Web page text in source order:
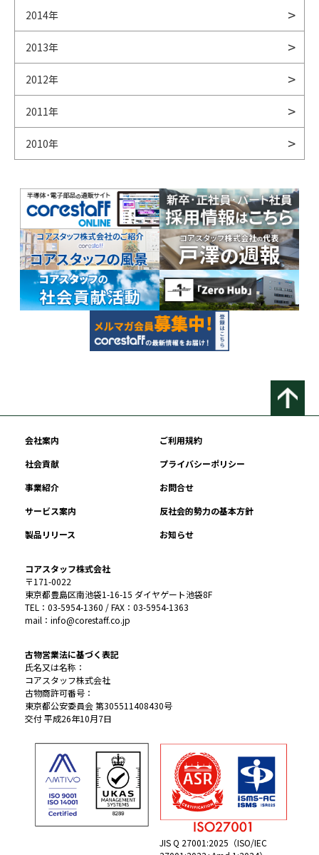
2014年
2013年
2012年
2011年
2010年
会社案内
ご利用規約
社会貢献
プライバシーポリシー
事業紹介
お問合せ
サービス案内
反社会的勢力の基本方針
製品リリース
お知らせ
コアスタッフ株式会社
〒171-0022
東京都豊島区南池袋1-16-15 ダイヤゲート池袋8F
TEL：03-5954-1360 / FAX：03-5954-1363
mail：info@corestaff.co.jp
古物営業法に基づく表記
氏名又は名称：
コアスタッフ株式会社
古物商許可番号：
東京都公安委員会 第305511408430号
交付 平成26年10月7日
JIS Q 27001:2025（ISO/IEC